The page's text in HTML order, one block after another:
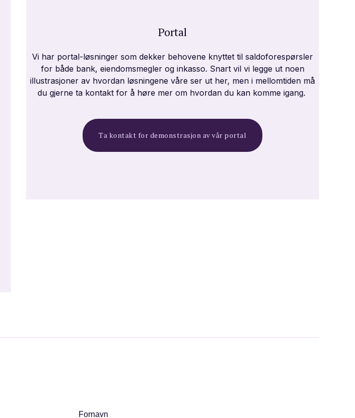
Portal
Vi har portal-løsninger som dekker behovene knyttet til saldoforespørsler
for både bank, eiendomsmegler og inkasso. Snart vil vi legge ut noen
illustrasjoner av hvordan løsningene våre ser ut her, men i mellomtiden må
du gjerne ta kontakt for å høre mer om hvordan du kan komme igang.
Ta kontakt for demonstrasjon av vår portal
Fornavn